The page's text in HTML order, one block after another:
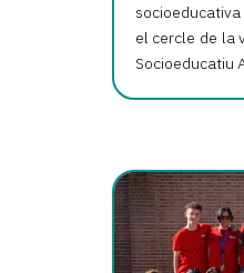
el cercle de la
Socioeducatiu